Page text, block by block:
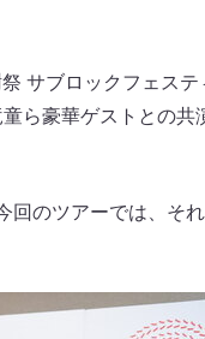
サブロックフェステ
ら豪華ゲストとの共
回のツアーでは、そ